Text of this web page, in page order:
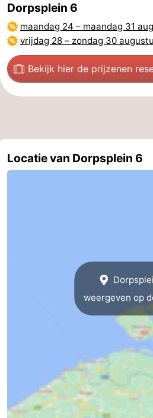
van
Schouwen
Veere
-
Natuur
Oranjezon
-
Oostkapelle
-
Natuur
-
Zoutelande
-
Natuur
Het
Contact
Dorpsplein 6
maandag 24 – maandag 31
vrijdag 28 – zondag 30
Bekijk hier de prijzenen
Locatie van Dorpsplein 6
weergeven op